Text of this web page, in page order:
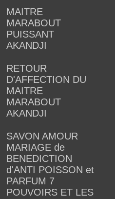
MAITRE
MARABOUT
PUISSANT
AKANDJI
RETOUR
D'AFFECTION DU
MAITRE
MARABOUT
AKANDJI
SAVON AMOUR
MARIAGE de
BENEDICTION
d'ANTI POISSON et
PARFUM 7
POUVOIRS ET LES